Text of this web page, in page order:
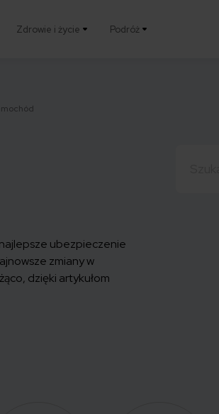
Zdrowie i życie Podróż
ubezpieczenie
zmiany w
dzięki artykułom